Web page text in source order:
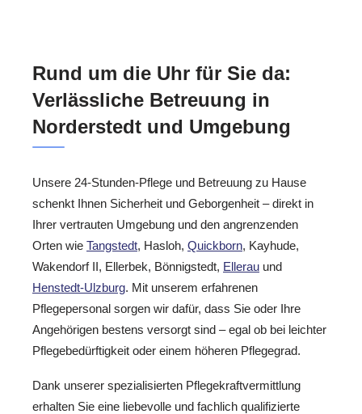
Rund um die Uhr für Sie da:
Verlässliche Betreuung in
Norderstedt und Umgebung
Unsere 24-Stunden-Pflege und Betreuung zu Hause
schenkt Ihnen Sicherheit und Geborgenheit – direkt in
Ihrer vertrauten Umgebung und den angrenzenden
Orten wie Tangstedt, Hasloh, Quickborn, Kayhude,
Wakendorf II, Ellerbek, Bönnigstedt, Ellerau und
Henstedt-Ulzburg. Mit unserem erfahrenen
Pflegepersonal sorgen wir dafür, dass Sie oder Ihre
Angehörigen bestens versorgt sind – egal ob bei leichter
Pflegebedürftigkeit oder einem höheren Pflegegrad.
Dank unserer spezialisierten Pflegekraftvermittlung
erhalten Sie eine liebevolle und fachlich qualifizierte